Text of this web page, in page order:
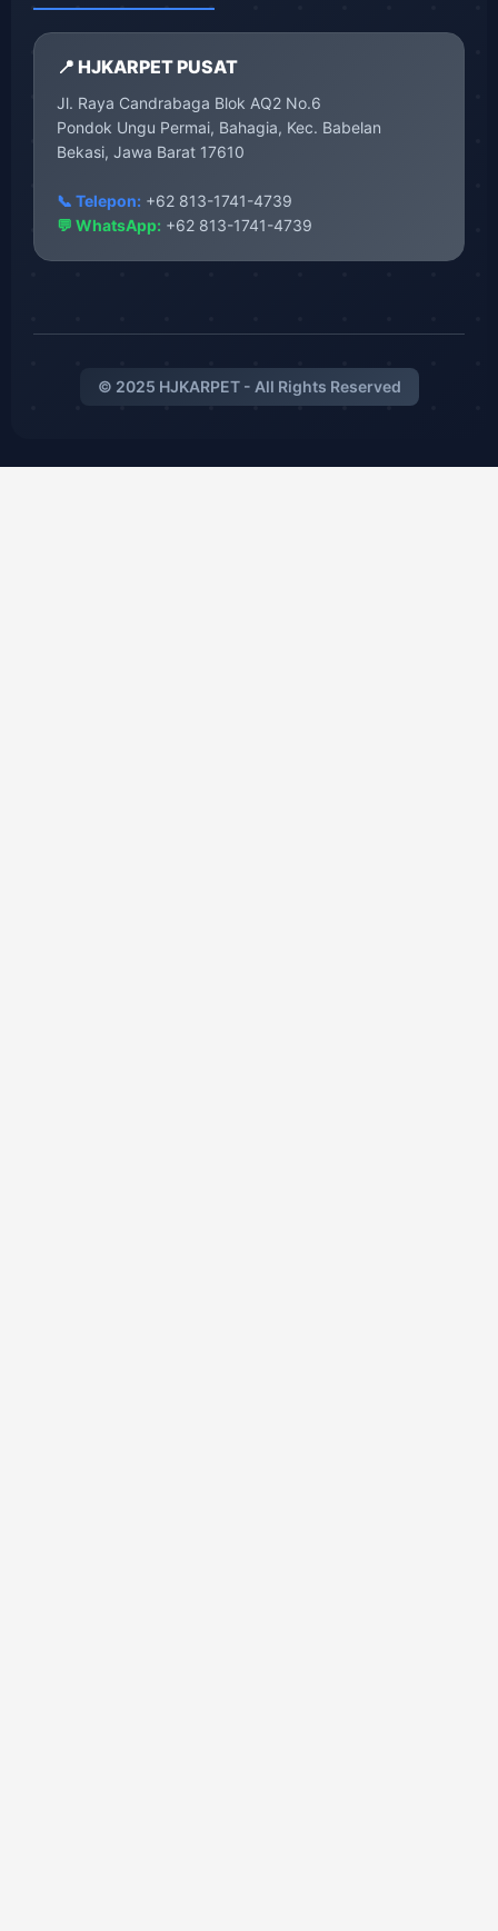
📍 HJKARPET PUSAT
Jl. Raya Candrabaga Blok AQ2 No.6
Pondok Ungu Permai, Bahagia, Kec. Babelan
Bekasi, Jawa Barat 17610
📞 Telepon: +62 813-1741-4739
💬 WhatsApp: +62 813-1741-4739
© 2025 HJKARPET - All Rights Reserved